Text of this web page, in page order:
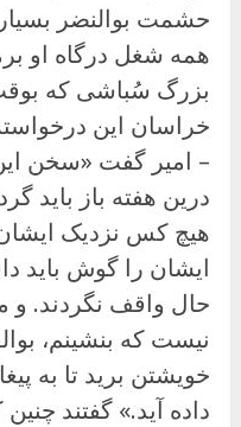
حشمت بوالنضر
همه شغل درگاه او
بزرگ سُباشی که
خراسان این
– امیر گفت «سخن
درین هفته باز باید
هیچ کس نزدیک
ایشان را گوش باید
حال واقف نگردند. و
نیست که بنشینم،
خویشتن برید تا به
داده آید.» گفتند